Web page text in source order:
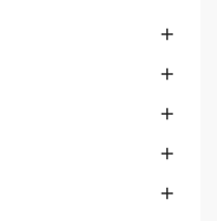




